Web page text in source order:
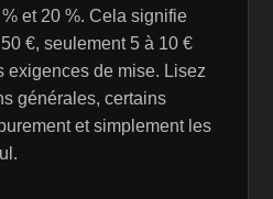
et 20 %. Cela signifie
€, seulement 5 à 10 €
exigences de mise. Lisez
générales, certains
et simplement les